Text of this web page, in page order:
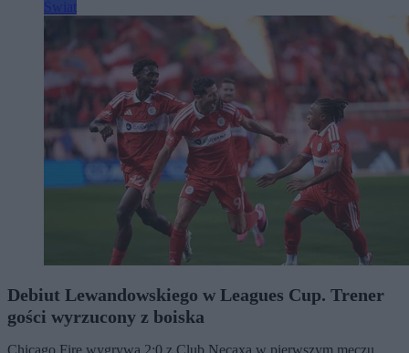
Debiut Lewandowskiego w Leagues Cup. Trener
gości wyrzucony z boiska